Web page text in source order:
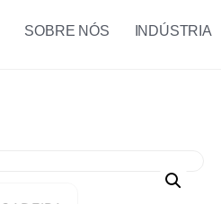
SOBRE NÓS INDÚSTRIA